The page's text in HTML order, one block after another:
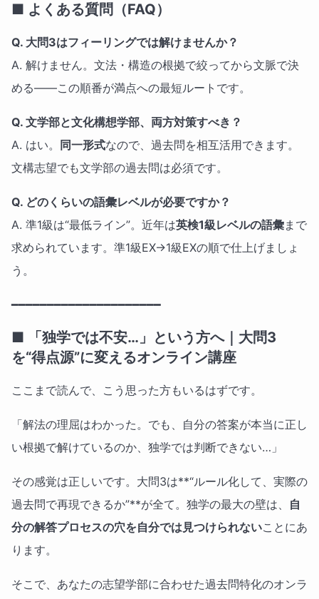
■ よくある質問（FAQ）
Q. 大問3はフィーリングでは解けませんか？
A. 解けません。文法・構造の根拠で絞ってから文脈で決
める——この順番が満点への最短ルートです。
Q. 文学部と文化構想学部、両方対策すべき？
A. はい。
同一形式なので、過去問を相互活用できます。
文構志望でも文学部の過去問は必須です。
Q. どのくらいの語彙レベルが必要ですか？
A. 準1級は“最低ライン”。近年は英検1級レベルの語彙まで
求められています。準1級EX→1級EXの順で仕上げましょ
う。
━━━━━━━━━━━━━━━━━━━━━
■ 「独学では不安…」という方へ｜大問3
を“得点源”に変えるオンライン講座
ここまで読んで、こう思った方もいるはずです。
「解法の理屈はわかった。でも、自分の答案が本当に正し
い根拠で解けているのか、独学では判断できない…」
その感覚は正しいです。大問3は**“ルール化して、実際の
過去問で再現できるか”**が全て。独学の最大の壁は、 自
分の解答プロセスの穴を自分では見つけられないことにあ
ります。
そこで、あなたの志望学部に合わせた過去問特化のオンラ